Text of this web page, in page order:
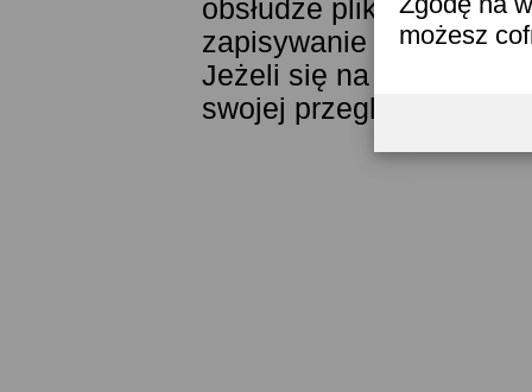
możesz
obsłudze plików
zapisywanie ich w
Jeżeli się na to nie
swojej przeglądarki.